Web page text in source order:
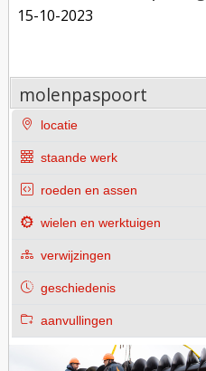
15-10-2023
molenpaspoort
locatie
staande werk
roeden en assen
wielen en werktuigen
verwijzingen
geschiedenis
aanvullingen